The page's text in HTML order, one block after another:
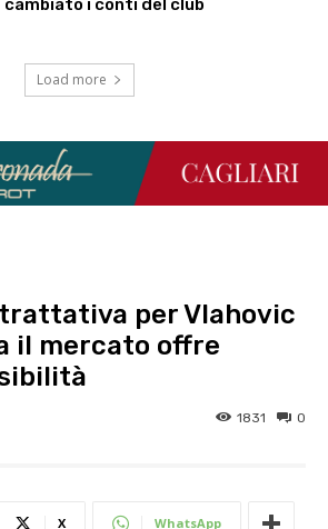
Load more